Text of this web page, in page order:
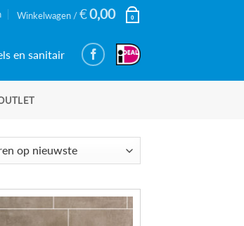
Winkelwagen /€0,00 0
en sanitair